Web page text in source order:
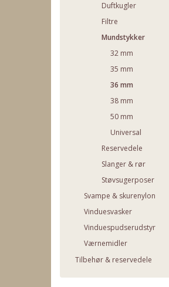
Duftkugler
Filtre
Mundstykker
32 mm
35 mm
36 mm
38 mm
50 mm
Universal
Reservedele
Slanger & rør
Støvsugerposer
Svampe & skurenylon
Vinduesvasker
Vinduespudserudstyr
Værnemidler
Tilbehør & reservedele